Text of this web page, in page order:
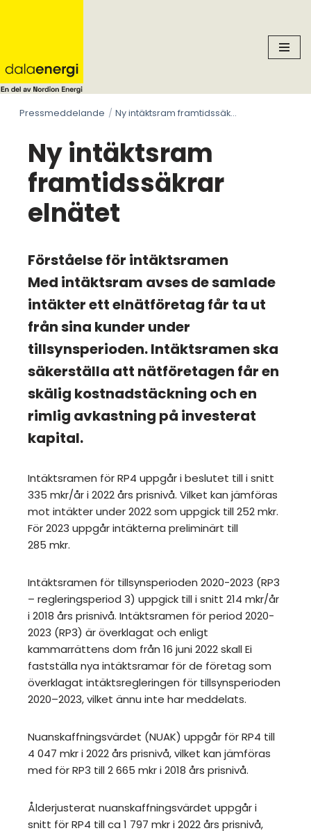
content
Pressmeddelande Ny intäktsram framtidssäkrar elnätet
Ny intäktsram
framtidssäkrar
elnätet
Förståelse för intäktsramen
Med intäktsram avses de samlade
intäkter ett elnätföretag får ta ut
från sina kunder under
tillsynsperioden. Intäktsramen ska
säkerställa att nätföretagen får en
skälig kostnadstäckning och en
rimlig avkastning på investerat
kapital.
Intäktsramen för RP4 uppgår i beslutet till i snitt
335 mkr/år i 2022 års prisnivå. Vilket kan jämföras
mot intäkter under 2022 som uppgick till 252 mkr.
För 2023 uppgår intäkterna preliminärt till
285 mkr.
Intäktsramen för tillsynsperioden 2020-2023 (RP3
– regleringsperiod 3) uppgick till i snitt 214 mkr/år
i 2018 års prisnivå. Intäktsramen för period 2020-
2023 (RP3) är överklagat och enligt
kammarrättens dom från 16 juni 2022 skall Ei
fastställa nya intäktsramar för de företag som
överklagat intäktsregleringen för tillsynsperioden
2020–2023, vilket ännu inte har meddelats.
Nuanskaffningsvärdet (NUAK) uppgår för RP4 till
4 047 mkr i 2022 års prisnivå, vilket kan jämföras
med för RP3 till 2 665 mkr i 2018 års prisnivå.
Ålderjusterat nuanskaffningsvärdet uppgår i
snitt för RP4 till ca 1 797 mkr i 2022 års prisnivå,